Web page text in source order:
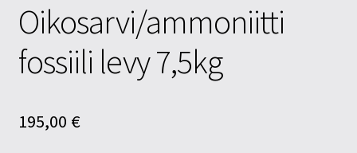
Oikosarvi/ammoniitti
fossiili levy 7,5kg
195,00 €